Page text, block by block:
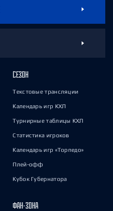
СЕЗОН
Текстовые трансляции
Календарь игр КХЛ
Турнирные таблицы КХЛ
Статистика игроков
Календарь игр «Торпедо»
Плей-офф
Кубок Губернатора
ФАН-ЗОНА